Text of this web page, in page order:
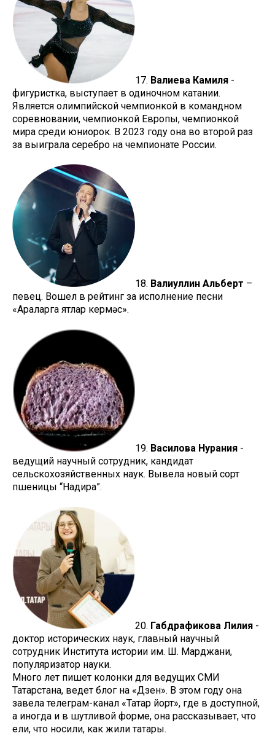
17. Валиева Камиля -
фигуристка, выступает в одиночном катании.
Является олимпийской чемпионкой в командном
соревновании, чемпионкой Европы, чемпионкой
мира среди юниорок. В 2023 году она во второй раз
за выиграла серебро на чемпионате России.
18. Валиуллин Альберт –
певец. Вошел в рейтинг за исполнение песни
«Араларга ятлар кермәс».
19. Василова Нурания -
ведущий научный сотрудник, кандидат
сельскохозяйственных наук. Вывела новый сорт
пшеницы “Надира”.
20. Габдрафикова Лилия -
доктор исторических наук, главный научный
сотрудник Института истории им. Ш. Марджани,
популяризатор науки.
Много лет пишет колонки для ведущих СМИ
Татарстана, ведет блог на «Дзен». В этом году она
завела телеграм-канал «Татар йорт», где в доступной,
а иногда и в шутливой форме, она рассказывает, что
ели, что носили, как жили татары.